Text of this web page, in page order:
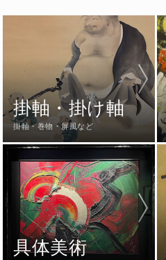
掛軸・掛け軸
掛軸・巻物・屏風など
具体美術